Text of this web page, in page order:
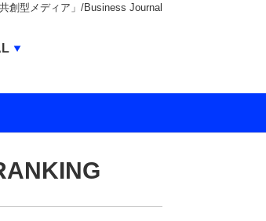
創型メディア」/Business Journal
JOURNAL